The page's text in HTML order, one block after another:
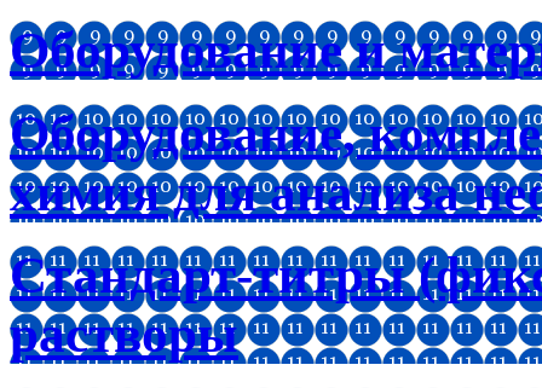
Оборудование и
Оборудование,
химия для анализа
Стандарт-титры
растворы